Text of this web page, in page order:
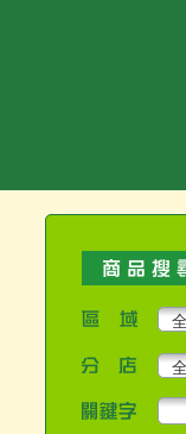
區域
分店
關鍵字